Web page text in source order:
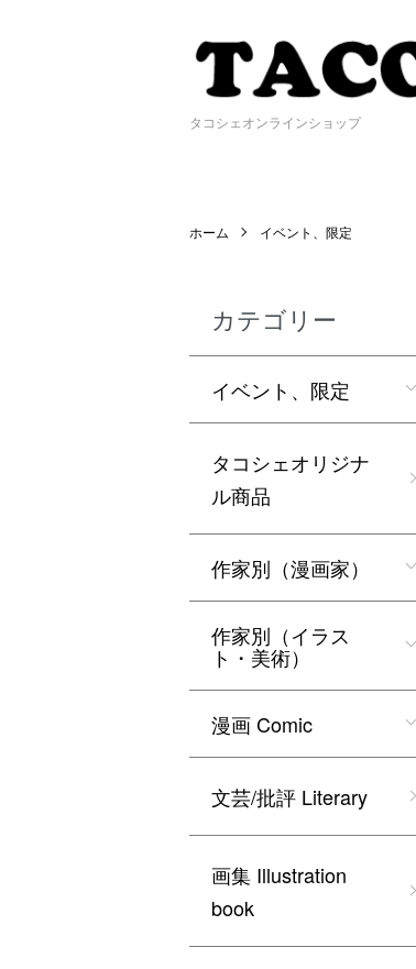
タコシェオンラインショップ
ホーム イベント、限定
カテゴリー
イベント、限定
タコシェオリジナ
ル商品
作家別（漫画家）
作家別（イラス
ト・美術）
漫画 Comic
文芸/批評 Literary
画集 Illustration
book